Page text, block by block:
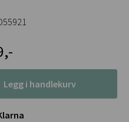
Legg i handlekurv